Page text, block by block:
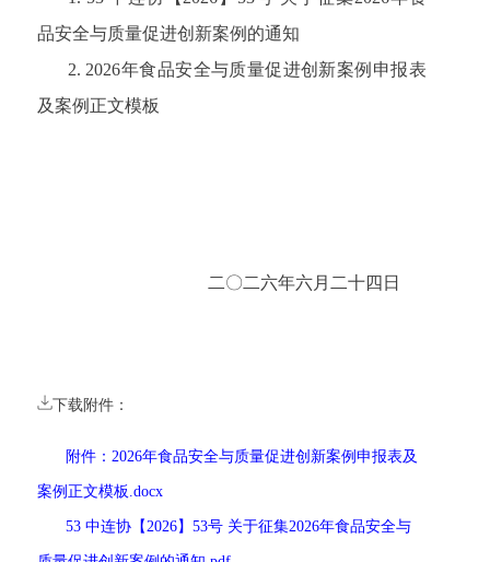
品安全与质量促进创新案例的通知
2. 2026年食品安全与质量促进创新案例申报表
及案例正文模板
二〇二六年六月二十四日
下载附件：
附件：2026年食品安全与质量促进创新案例申报表及
案例正文模板.docx
53 中连协【2026】53号 关于征集2026年食品安全与